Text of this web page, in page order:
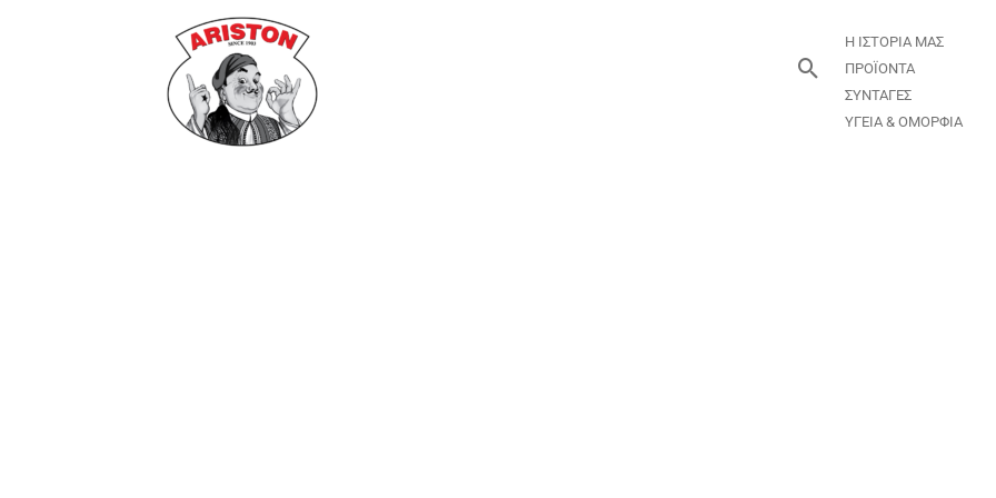
Αναζήτηση
Η ΙΣΤΟΡΙΑ ΜΑΣ
ΠΡΟΪΟΝΤΑ
ΣΥΝΤΑΓΕΣ
ΥΓΕΙΑ & ΟΜΟΡΦΙΑ